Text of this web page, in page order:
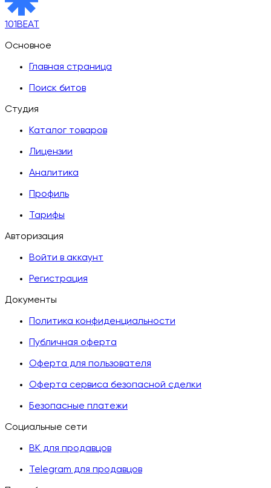
101BEAT
Основное
Главная страница
Поиск битов
Студия
Каталог товаров
Лицензии
Аналитика
Профиль
Тарифы
Авторизация
Войти в аккаунт
Регистрация
Документы
Политика конфиденциальности
Публичная оферта
Оферта для пользователя
Оферта сервиса безопасной сделки
Безопасные платежи
Социальные сети
ВК для продавцов
Telegram для продавцов